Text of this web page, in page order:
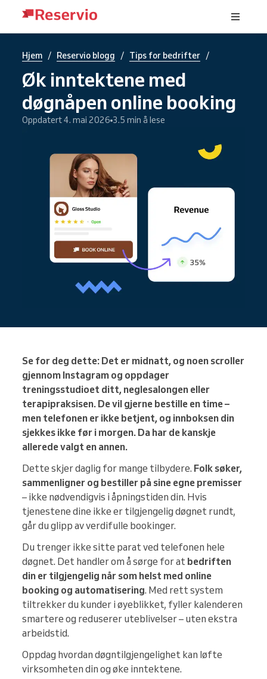
Hjem / Reservio blogg / Tips for bedrifter /
Øk inntektene med
døgnåpen online booking
Oppdatert 4. mai 2026 3.5 min å lese
Se for deg dette: Det er midnatt, og noen scroller
gjennom Instagram og oppdager
treningsstudioet ditt, neglesalongen eller
terapipraksisen. De vil gjerne bestille en time –
men telefonen er ikke betjent, og innboksen din
sjekkes ikke før i morgen. Da har de kanskje
allerede valgt en annen.
Dette skjer daglig for mange tilbydere. Folk søker,
sammenligner og bestiller på sine egne premisser
– ikke nødvendigvis i åpningstiden din. Hvis
tjenestene dine ikke er tilgjengelig døgnet rundt,
går du glipp av verdifulle bookinger.
Du trenger ikke sitte parat ved telefonen hele
døgnet. Det handler om å sørge for at bedriften
din er tilgjengelig når som helst med online
booking og automatisering. Med rett system
tiltrekker du kunder i øyeblikket, fyller kalenderen
smartere og reduserer uteblivelser – uten ekstra
arbeidstid.
Oppdag hvordan døgntilgjengelighet kan løfte
virksomheten din og øke inntektene.